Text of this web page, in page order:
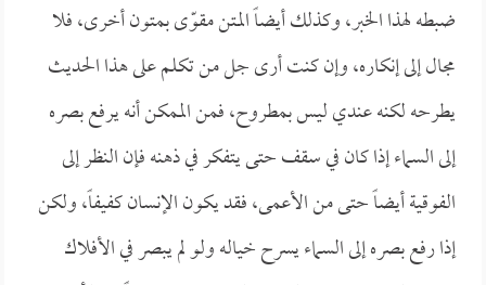
ضبطه لهذا الخبر، وكذلك أيضاً المتن مقوّى بمتون أخرى، فلا
مجال إلى إنكاره، وإن كنت أرى جل من تكلم على هذا الحديث
يطرحه لكنه عندي ليس بمطروح، فمن الممكن أنه يرفع بصره
إلى السماء إذا كان في سقف حتى يتفكر في ذهنه فإن النظر إلى
الفوقية أيضاً حتى من الأعمى، فقد يكون الإنسان كفيفاً، ولكن
إذا رفع بصره إلى السماء يسرح خياله ولو لم يبصر في الأفلاك